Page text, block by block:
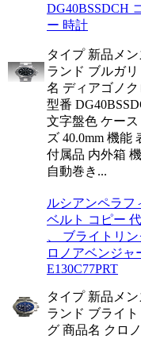
DG40BSSDCH
ー 時計
タイプ 新品メ
ランド ブルガリ
名 ディアゴノク
型番
文字盤色 ケース
ズ 40.0mm 機能
付属品 内外箱
自動巻き...
ルシアンペラフ
ベルト コピー
、 ブライトリ
ロノアベンジャ
E130C77PRT
タイプ 新品メ
ランド ブライト
グ 商品名 クロ